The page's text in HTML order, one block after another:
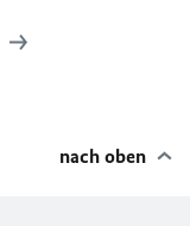
nach oben